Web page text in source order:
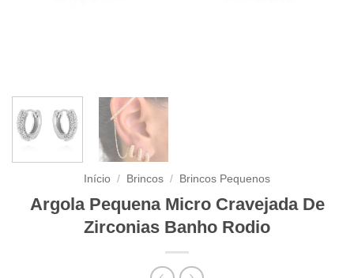
Início / Brincos / Brincos Pequenos
Argola Pequena Micro Cravejada De
Zirconias Banho Rodio